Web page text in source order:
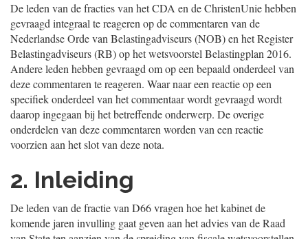
De leden van de fracties van het CDA en de ChristenUnie hebben
gevraagd integraal te reageren op de commentaren van de
Nederlandse Orde van Belastingadviseurs (NOB) en het Register
Belastingadviseurs (RB) op het wetsvoorstel Belastingplan 2016.
Andere leden hebben gevraagd om op een bepaald onderdeel van
deze commentaren te reageren. Waar naar een reactie op een
specifiek onderdeel van het commentaar wordt gevraagd wordt
daarop ingegaan bij het betreffende onderwerp. De overige
onderdelen van deze commentaren worden van een reactie
voorzien aan het slot van deze nota.
2. Inleiding
De leden van de fractie van D66 vragen hoe het kabinet de
komende jaren invulling gaat geven aan het advies van de Raad